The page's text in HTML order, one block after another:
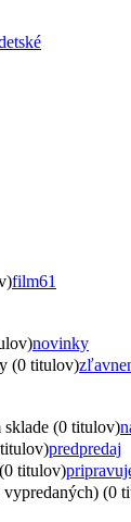
film61
novinky
(0 titulov)
sklade (0 titulov)
predpredaj
titulov)
vypredaných) (0